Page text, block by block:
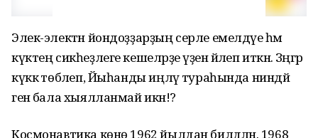
Элек-электән йондоҙҙарҙың серле емелдәүе һәм
күктең сикһеҙлеге кешеләрҙе үҙенә йәлеп иткән. Зәңгәр
күккә төбәлеп, Йыһанды иңләү тураһында ниндәй
генә бала хыялланмай икән!?
Космонавтика көнө 1962 йылдан билдәләнә. 1968